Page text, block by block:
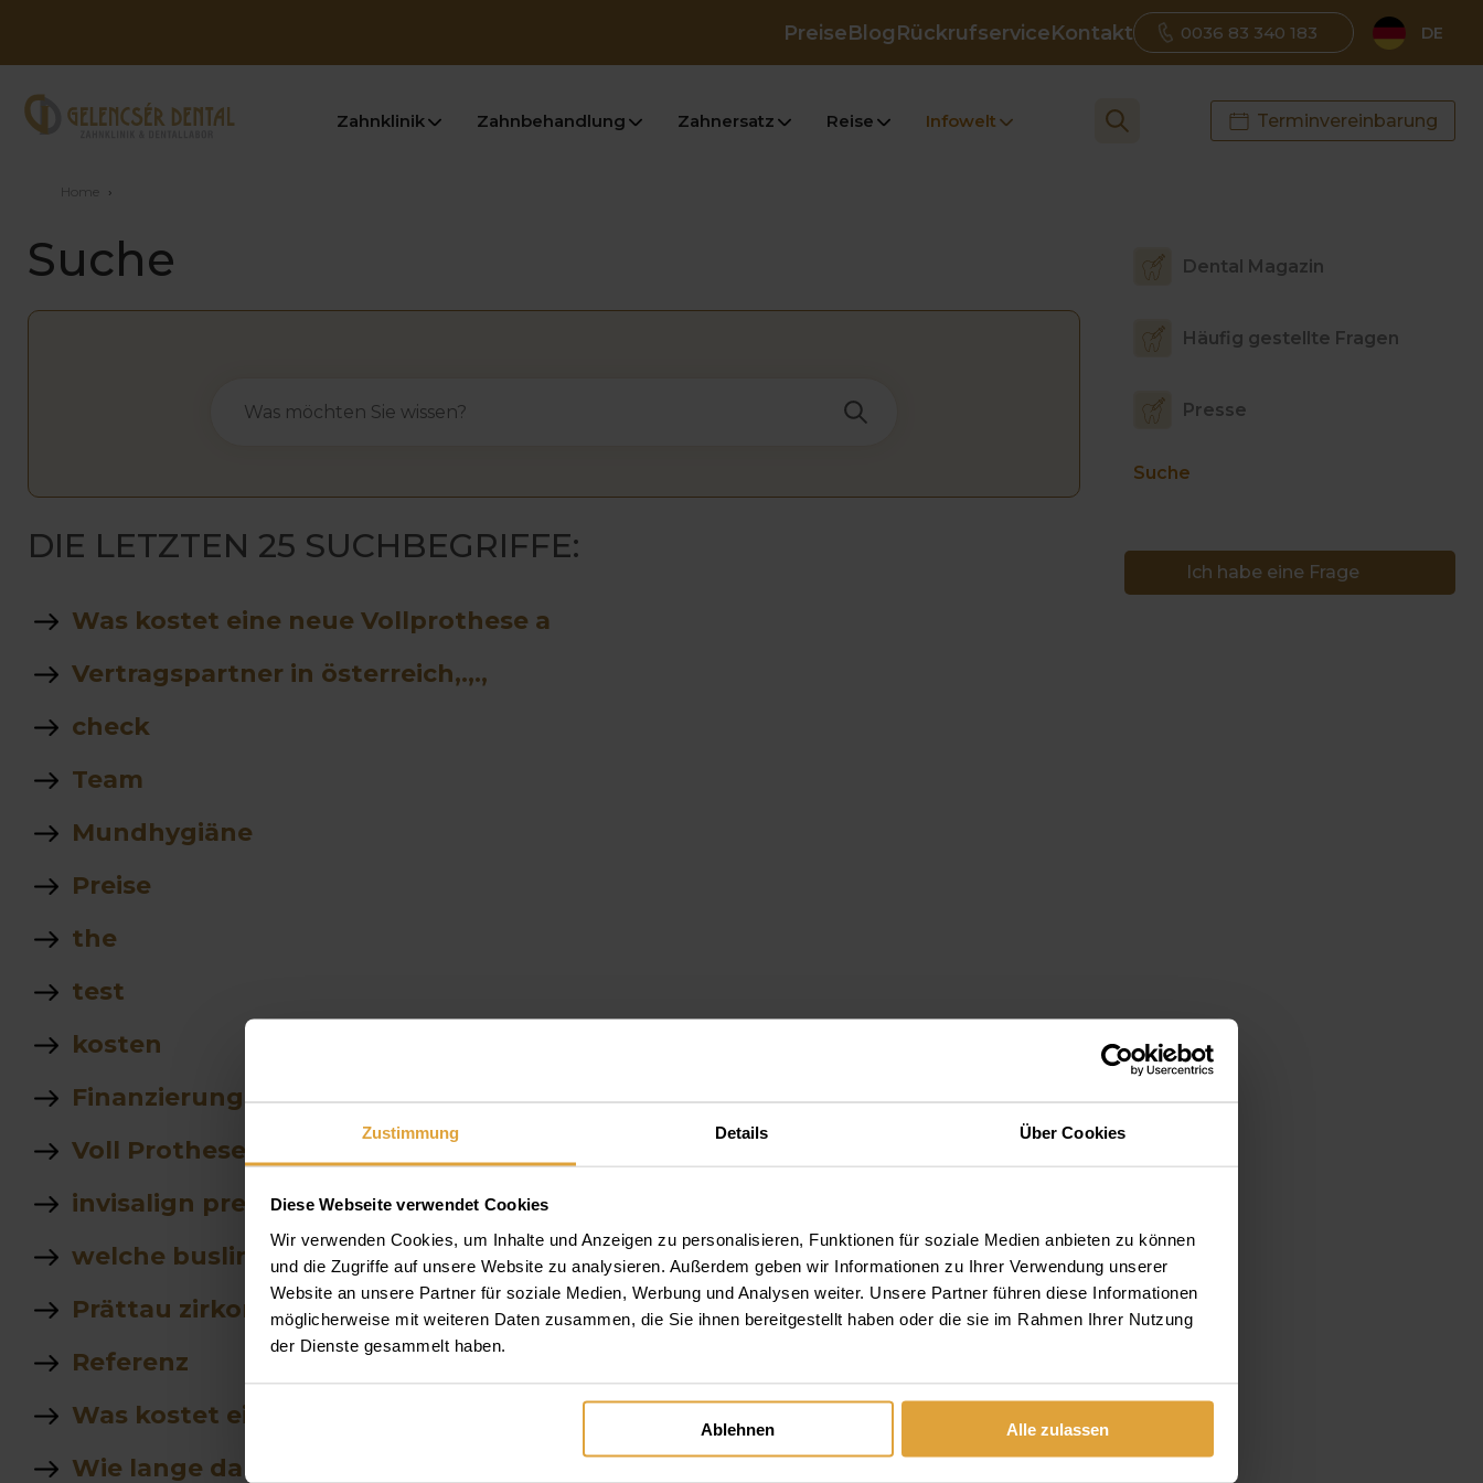
Zustimmung Details Über Cookies
Diese Webseite verwendet Cookies
Wir verwenden Cookies, um Inhalte und Anzeigen zu personalisieren, Funktionen für soziale Medien anbieten zu können
und die Zugriffe auf unsere Website zu analysieren. Außerdem geben wir Informationen zu Ihrer Verwendung unserer
Website an unsere Partner für soziale Medien, Werbung und Analysen weiter. Unsere Partner führen diese Informationen
möglicherweise mit weiteren Daten zusammen, die Sie ihnen bereitgestellt haben oder die sie im Rahmen Ihrer Nutzung
der Dienste gesammelt haben.
Ablehnen Alle zulassen
PreiseBlogRückrufserviceKontakt 0036 83 340 183 DE
Zahnklinik Zahnbehandlung Zahnersatz Reise Infowelt Terminvereinbarung
Home ›
Suche
DIE LETZTEN 25 SUCHBEGRIFFE:
Was kostet eine neue Vollprothese a
Vertragspartner in österreich,.,.,
check
Team
Mundhygiäne
Preise
the
test
kosten
Finanzierung
Voll Prothese
invisalign preis
welche buslinie fährt vom flughafen budapest nach heviz
Prättau zirkon
Referenz
Was kostet eine Teilprothese im oberkiefer mit Klammern
Wie lange dauert eine implantation
Dental Magazin
Häufig gestellte Fragen
Presse
Suche
Ich habe eine Frage